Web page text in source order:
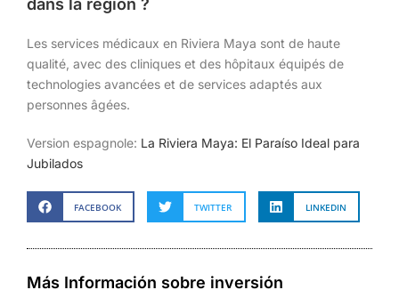
dans la région ?
Les services médicaux en Riviera Maya sont de haute
qualité, avec des cliniques et des hôpitaux équipés de
technologies avancées et de services adaptés aux
personnes âgées.
Version espagnole: La Riviera Maya: El Paraíso Ideal para
Jubilados
FACEBOOK TWITTER LINKEDIN
Más Información sobre inversión